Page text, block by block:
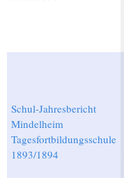
Schul-Jahresbericht
Mindelheim
Tagesfortbildungsschule
1893/1894